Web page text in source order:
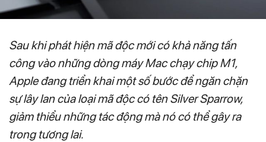
Sau khi phát hiện mã độc mới có khả năng tấn
công vào những dòng máy Mac chạy chip M1,
Apple đang triển khai một số bước để ngăn chặn
sự lây lan của loại mã độc có tên Silver Sparrow,
giảm thiểu những tác động mà nó có thể gây ra
trong tương lai.